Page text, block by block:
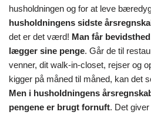
husholdningen og for at leve
husholdningens sidste
det er det værd! Man får
lægger sine penge. Går de til
venner, dit walk-in-closet, rejser og
kigger på måned til måned, kan det
Men i husholdningens
pengene er brugt fornuft. Det